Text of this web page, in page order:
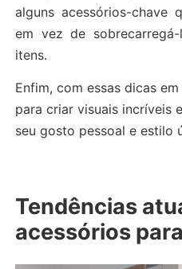
alguns acessórios-chave
em vez de
itens.
Enfim, com essas dicas
para criar visuais incríveis
seu gosto pessoal e estilo
Tendências
acessórios